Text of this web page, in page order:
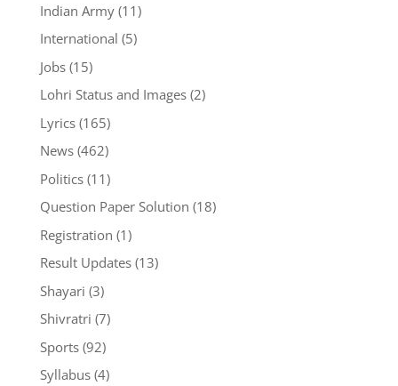
Indian Army(11)
International (5)
Jobs(15)
Lohri Status and Images(2)
Lyrics(165)
News(462)
Politics(11)
Question Paper Solution (18)
Registration (1)
Result Updates(13)
Shayari (3)
Shivratri (7)
Sports(92)
Syllabus(4)